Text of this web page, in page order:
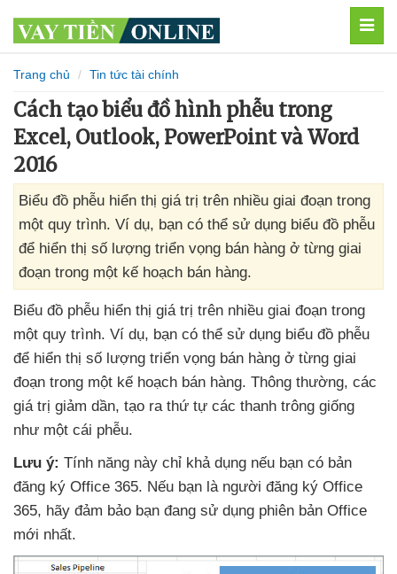
Trang chủ Tin tức tài chính
Cách tạo biểu đồ hình phễu trong
Excel, Outlook, PowerPoint và Word
2016
Biểu đồ phễu hiển thị giá trị trên nhiều giai đoạn trong
một quy trình. Ví dụ, bạn có thể sử dụng biểu đồ phễu
để hiển thị số lượng triển vọng bán hàng ở từng giai
đoạn trong một kế hoạch bán hàng.
Biểu đồ phễu hiển thị giá trị trên nhiều giai đoạn trong
một quy trình. Ví dụ, bạn có thể sử dụng biểu đồ phễu
để hiển thị số lượng triển vọng bán hàng ở từng giai
đoạn trong một kế hoạch bán hàng. Thông thường, các
giá trị giảm dần, tạo ra thứ tự các thanh trông giống
như một cái phễu.
Lưu ý: Tính năng này chỉ khả dụng nếu bạn có bản
đăng ký Office 365. Nếu bạn là người đăng ký Office
365, hãy đảm bảo bạn đang sử dụng phiên bản Office
mới nhất.